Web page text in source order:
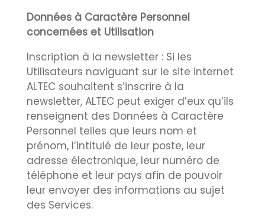
Données à Caractère Personnel
concernées et Utilisation
Inscription à la newsletter : Si les
Utilisateurs naviguant sur le site internet
ALTEC souhaitent s’inscrire à la
newsletter, ALTEC peut exiger d’eux qu’ils
renseignent des Données à Caractère
Personnel telles que leurs nom et
prénom, l’intitulé de leur poste, leur
adresse électronique, leur numéro de
téléphone et leur pays afin de pouvoir
leur envoyer des informations au sujet
des Services.